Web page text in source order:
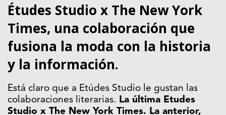
Études Studio x The New York
Times, una colaboración que
fusiona la moda con la historia
y la información.
Está claro que a Etúdes Studio le gustan las
colaboraciones literarias. La última Etudes
Studio x The New York Times. La anterior,